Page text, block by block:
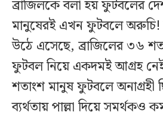
ব্রাজিলকে বলা হয় ফুটবলের
মানুষেরই এখন ফুটবলে অরুচি!
উঠে এসেছে, ব্রাজিলের ৩৬
ফুটবল নিয়ে একদমই আগ্রহ
শতাংশ মানুষ ফুটবলে অনাগ্রহী
ব্যর্থতায় পাল্লা দিয়ে সমর্থকও